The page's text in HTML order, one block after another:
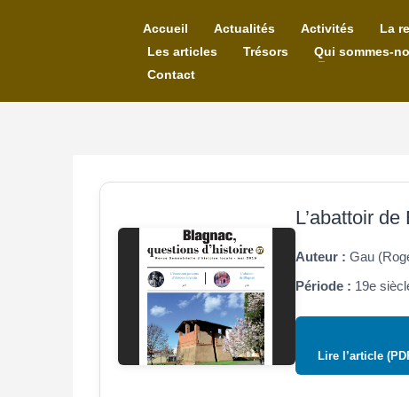
Accueil Actualités Activités
La
Les articles
Trésors
Qui sommes-
Contact
L’abattoir
Auteur : Gau
Période : 19e
Lire l’article